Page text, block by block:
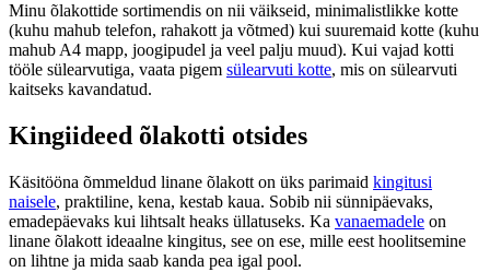
Minu õlakottide sortimendis on nii väikseid, minimalistlikke kotte
(kuhu mahub telefon, rahakott ja võtmed) kui suuremaid kotte (kuhu
mahub A4 mapp, joogipudel ja veel palju muud). Kui vajad kotti
tööle sülearvutiga, vaata pigem sülearvuti kotte, mis on sülearvuti
kaitseks kavandatud.
Kingiideed õlakotti otsides
Käsitööna õmmeldud linane õlakott on üks parimaid kingitusi
naisele, praktiline, kena, kestab kaua. Sobib nii sünnipäevaks,
emadepäevaks kui lihtsalt heaks üllatuseks. Ka vanaemadele on
linane õlakott ideaalne kingitus, see on ese, mille eest hoolitsemine
on lihtne ja mida saab kanda pea igal pool.